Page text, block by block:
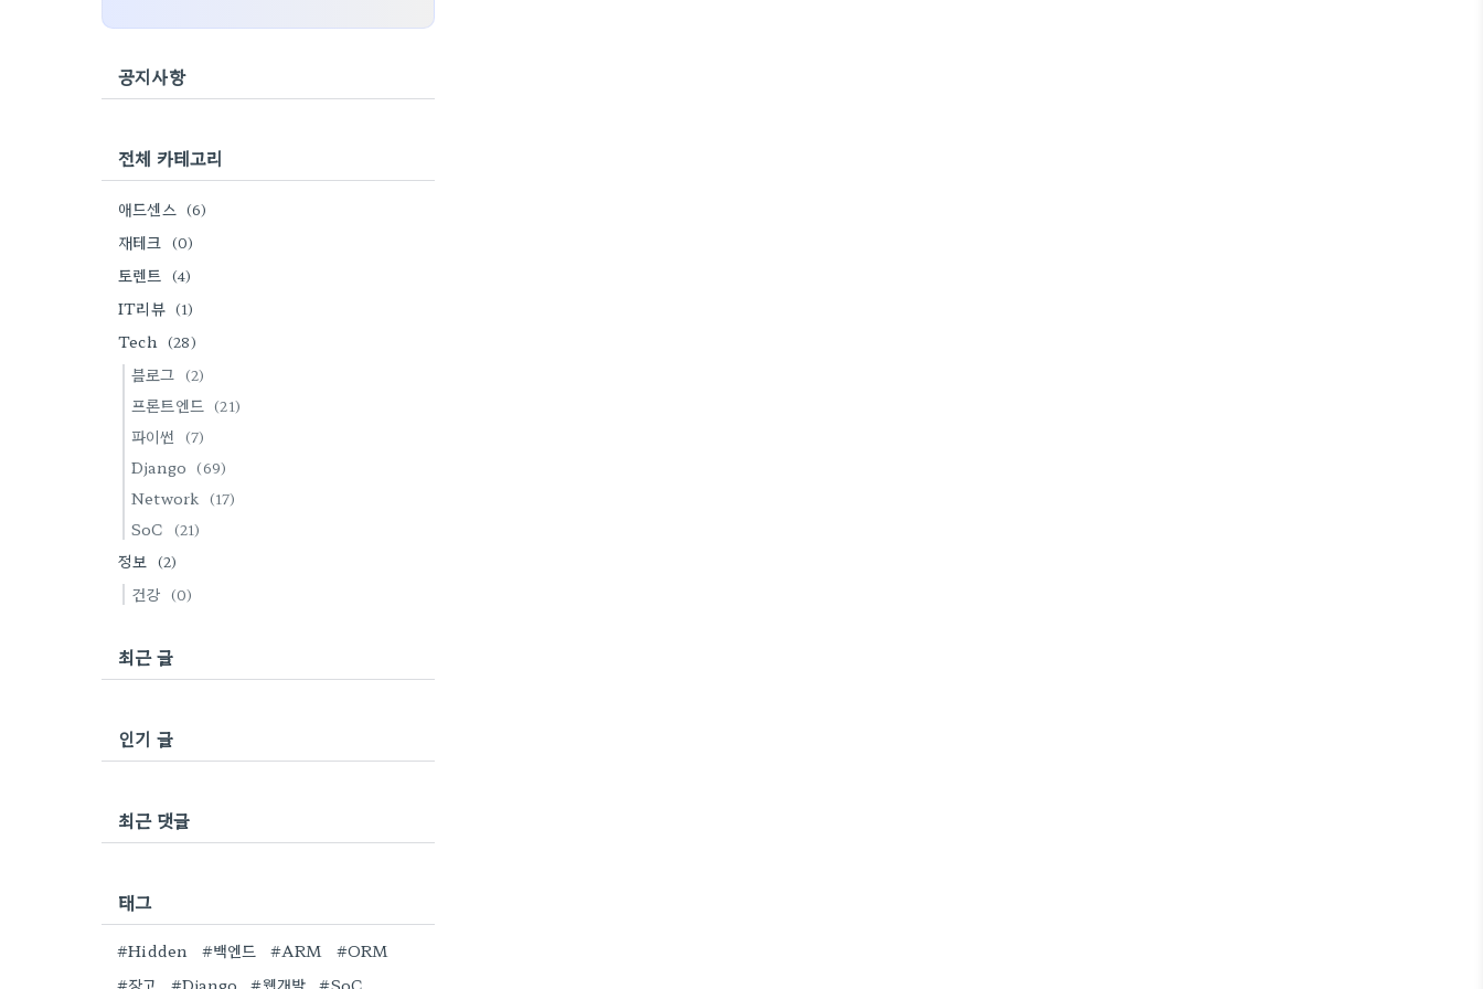
공지사항
전체 카테고리
애드센스 (6)
재테크 (0)
토렌트 (4)
IT리뷰 (1)
Tech (28)
블로그 (2)
프론트엔드 (21)
파이썬 (7)
Django (69)
Network (17)
SoC (21)
정보 (2)
건강 (0)
최근 글
인기 글
최근 댓글
태그
#Hidden #백엔드 #ARM
#ORM
#장고
#Django #웹개발 #SoC